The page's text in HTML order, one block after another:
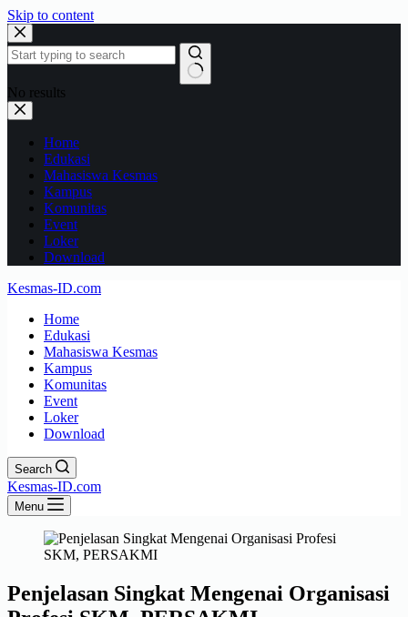
Skip to content
No results
Home
Edukasi
Mahasiswa Kesmas
Kampus
Komunitas
Event
Loker
Download
Kesmas-ID.com
Home
Edukasi
Mahasiswa Kesmas
Kampus
Komunitas
Event
Loker
Download
Search
Kesmas-ID.com
Menu
Penjelasan Singkat Mengenai Organisasi